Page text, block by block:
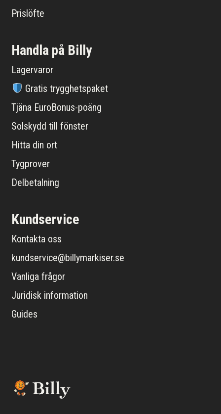
Prislöfte
Handla på Billy
Lagervaror
Gratis trygghetspaket
Tjäna EuroBonus-poäng
Solskydd till fönster
Hitta din ort
Tygprover
Delbetalning
Kundservice
Kontakta oss
kundservice@billymarkiser.se
Vanliga frågor
Juridisk information
Guides